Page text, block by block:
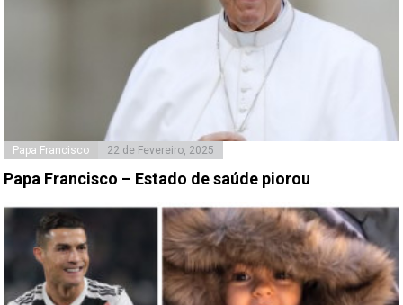
Papa Francisco 22 de Fevereiro, 2025
Papa Francisco – Estado de saúde piorou